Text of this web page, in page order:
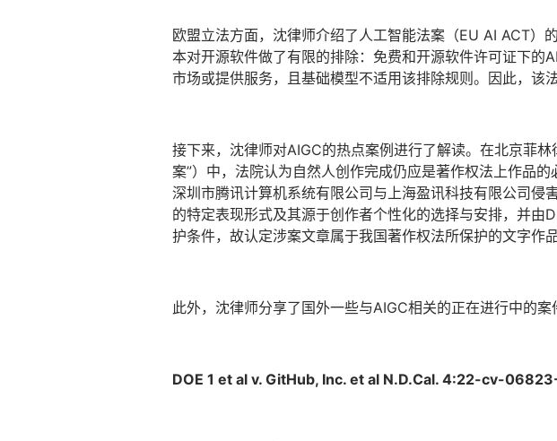
欧盟立法方面，沈律师介绍了人工智能法案（EU AI ACT）
本对开源软件做了有限的排除：免费和开源软件许可证下
市场或提供服务，且基础模型不适用该排除规则。因此，该
接下来，沈律师对AIGC的热点案例进行了解读。在北京菲
案”）中，法院认为自然人创作完成仍应是著作权法上作品
深圳市腾讯计算机系统有限公司与上海盈讯科技有限公司侵
的特定表现形式及其源于创作者个性化的选择与安排，并
护条件，故认定涉案文章属于我国著作权法所保护的文字作品
此外，沈律师分享了国外一些与AIGC相关的正在进行中的案
DOE 1 et al v. GitHub, Inc. et al N.D.Cal. 4:22-cv-